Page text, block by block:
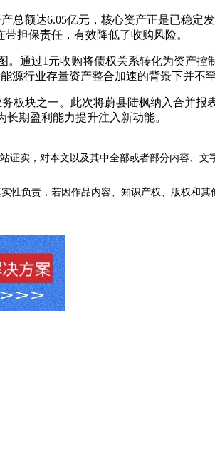
额达6.05亿元，核心资产正是已稳定
担保责任，有效降低了收购风险。
过1元收购将债权关系转化为资产控
行业存量资产整合加速的背景下并不
块之一。此次将蔚县陆枫纳入合并报
期盈利能力提升注入新动能。
实，对本文以及其中全部或者部分内容、
负责，若因作品内容、知识产权、版权和